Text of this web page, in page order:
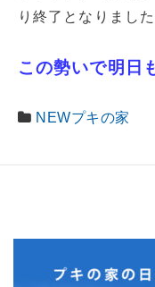
り終了となりました
この勢いで明日
NEWプキの家